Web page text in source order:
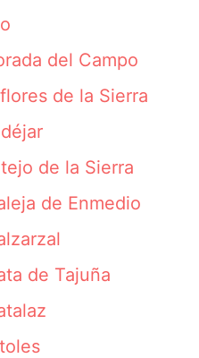
del Campo
de la Sierra
de la Sierra
de Enmedio
de Tajuña